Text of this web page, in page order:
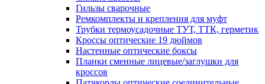
Гильзы сварочные
Ремкомплекты и крепления для муфт
Трубки термоусадочные ТУТ, ТТК, герметик
Кроссы оптические 19 дюймов
Настенные оптические боксы
Планки сменные лицевые/заглушки для
кроссов